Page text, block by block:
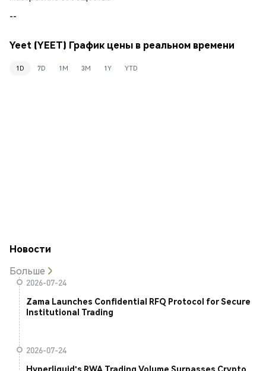
--
Yeet (YEET) График цены в реальном времени
1D 7D 1M 3M 1Y YTD
Новости
Больше
2026-07-24
Zama Launches Confidential RFQ Protocol for Secure
Institutional Trading
2026-07-24
Hyperliquid's RWA Trading Volume Surpasses Crypto